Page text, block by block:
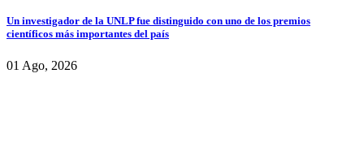
Un investigador de la UNLP fue distinguido con uno de los premios
científicos más importantes del país
01 Ago, 2026